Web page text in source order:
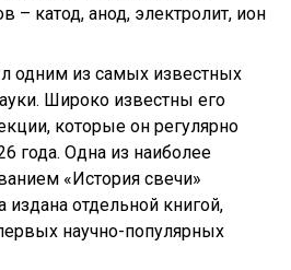
– катод, анод, электролит, ион
одним из самых известных
Широко известны его
которые он регулярно
года. Одна из наиболее
«История свечи»
отдельной книгой,
научно-популярных